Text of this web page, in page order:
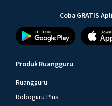
Coba GRATIS
Produk Ruangguru
Ruangguru
Roboguru Plus